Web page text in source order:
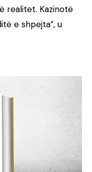
realitet. Kazinotë
e shpejta”, u